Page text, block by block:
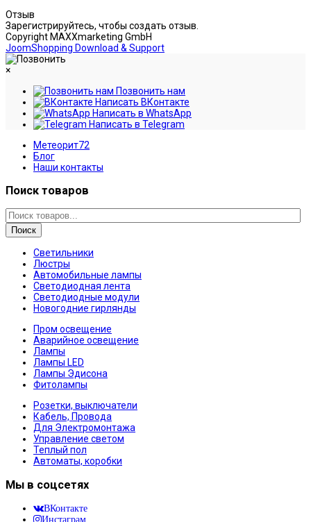
Отзыв
Зарегистрируйтесь, чтобы создать отзыв.
Copyright MAXXmarketing GmbH
JoomShopping Download & Support
×
Позвонить нам
Написать ВКонтакте
Написать в WhatsApp
Написать в Telegram
Метеорит72
Блог
Наши контакты
Поиск товаров
Поиск
Светильники
Люстры
Автомобильные лампы
Светодиодная лента
Светодиодные модули
Новогодние гирлянды
Пром освещение
Аварийное освещение
Лампы
Лампы LED
Лампы Эдисона
Фитолампы
Розетки, выключатели
Кабель, Провода
Для Электромонтажа
Управление светом
Теплый пол
Автоматы, коробки
Мы в соцсетях
ВКонтакте
Инстаграм